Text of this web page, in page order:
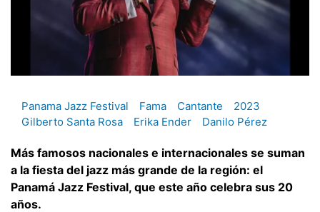
Panama Jazz Festival Fama Cantante
2023
Gilberto Santa Rosa
Erika Ender Danilo Pérez
Más famosos nacionales e internacionales se suman
a la fiesta del jazz más grande de la región: el
Panamá Jazz Festival, que este año celebra sus 20
años.